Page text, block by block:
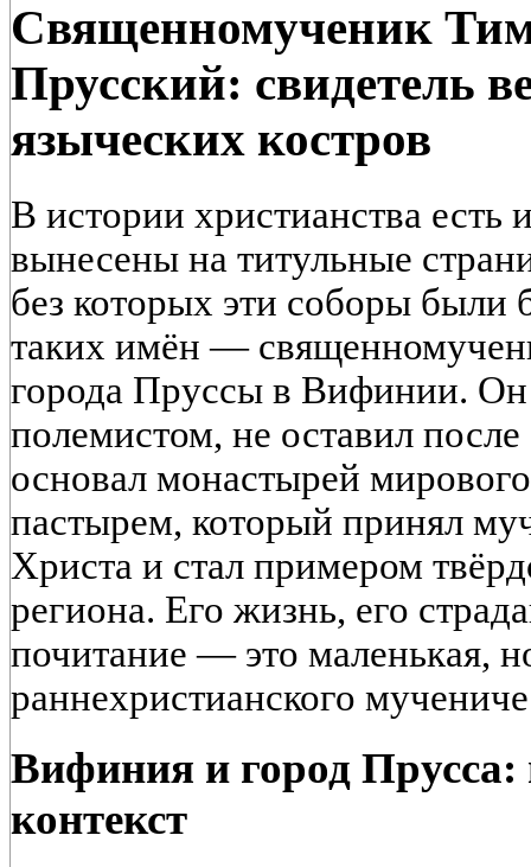
Священномученик
Прусский: свидетель
языческих костров
В истории христианства есть
вынесены на титульные
без которых эти соборы
таких имён —
города Пруссы в Вифинии.
полемистом, не оставил
основал монастырей
пастырем, который принял
Христа и стал примером
региона. Его жизнь, его
почитание — это маленькая,
раннехристианского
Вифиния и город Прусса:
контекст